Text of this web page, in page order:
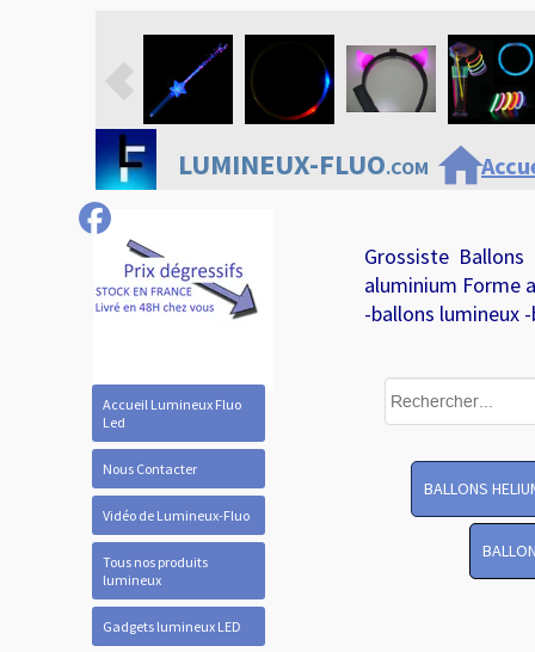
Accueil Lumineux Fluo
Led
Nous Contacter
Vidéo de Lumineux-Fluo
Tous nos produits
lumineux
Gadgets lumineux LED
LUMINEUX-FLUO.COMhome
Grossiste
aluminium Forme
-ballons lumineux
BALLONS